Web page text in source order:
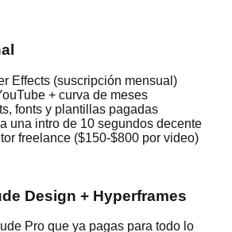
Effects (suscripción mensual)
+ curva de meses
fonts y plantillas pagadas
una intro de 10 segundos decente
freelance ($150-$800 por video)
Design + Hyperframes
Pro que ya pagas para todo lo